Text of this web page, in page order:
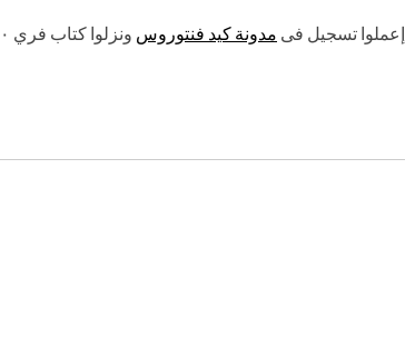
إعملوا تسجيل فى مدونة كيد فنتوروس ونزلوا كتاب فري ١٠٠ نشاط من الأنشطة العائلية فى الصيف